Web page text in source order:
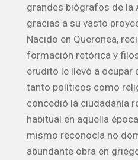
grandes biógrafos de la
gracias a su vasto
Nacido en Queronea,
formación retórica y
erudito le llevó a
tanto políticos como
concedió la ciudadanía
habitual en aquella
mismo reconocía no
abundante obra en